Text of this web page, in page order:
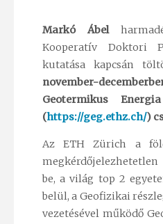
Markó Ábel
Kooperatív Doktori
kutatása kapcsán
november-
Geotermikus
(https://geg.ethz.ch/)
Az ETH Zürich a
be, a világ top 2
belül, a Geofizikai
vezetésével működő